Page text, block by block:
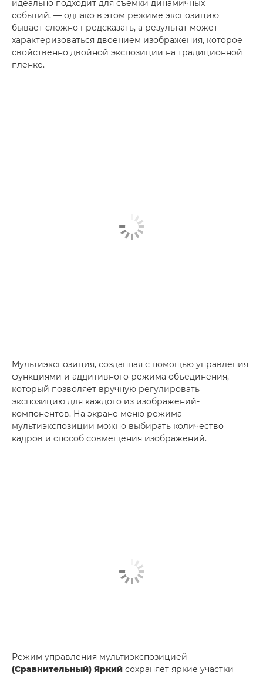
идеально подходит для съемки динамичных
событий, — однако в этом режиме экспозицию
бывает сложно предсказать, а результат может
характеризоваться двоением изображения, которое
свойственно двойной экспозиции на традиционной
пленке.
Мультиэкспозиция, созданная с помощью управления
функциями и аддитивного режима объединения,
который позволяет вручную регулировать
экспозицию для каждого из изображений-
компонентов. На экране меню режима
мультиэкспозиции можно выбирать количество
кадров и способ совмещения изображений.
Режим управления мультиэкспозицией
(Сравнительный) Яркий сохраняет яркие участки